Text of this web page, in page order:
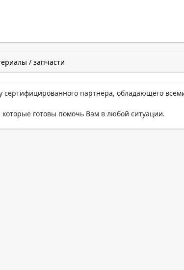
/ запчасти
сертифицированного партнера, обладающего
готовы помочь Вам в любой ситуации.